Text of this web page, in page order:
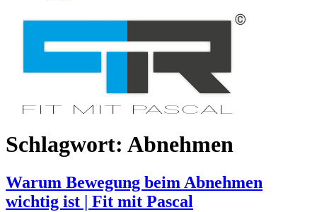
Schlagwort: Abnehmen
Warum Bewegung beim Abnehmen
wichtig ist | Fit mit Pascal